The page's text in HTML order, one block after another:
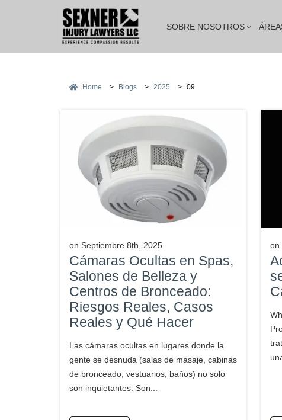
SOBRE NOSOTROS
Home > Blogs > 2025 > 09
on Septiembre 8th, 2025
Cámaras Ocultas en Spas,
Salones de Belleza y
Centros de Bronceado:
Riesgos Reales, Casos
Reales y Qué Hacer
Las cámaras ocultas en lugares donde la
gente se desnuda (salas de masaje, cabinas
de bronceado, vestuarios, baños) no solo
son inquietantes. Son...
on